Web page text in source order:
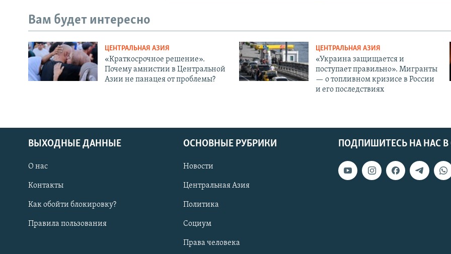
Вам будет интересно
ЦЕНТРАЛЬНАЯ АЗИЯ
«Краткосрочное решение».
Почему амнистии в Центральной
Азии не панацея от проблемы?
ЦЕНТРАЛЬНАЯ АЗИЯ
«Украина защищается и
поступает правильно». Мигранты
— о топливном кризисе в России
и его последствиях
ПОДПИШИТЕСЬ НА НАС В
ВЫХОДНЫЕ ДАННЫЕ
О нас
Контакты
Как обойти блокировку?
Правила пользования
ОСНОВНЫЕ РУБРИКИ
Новости
Центральная Азия
Политика
Социум
Права человека